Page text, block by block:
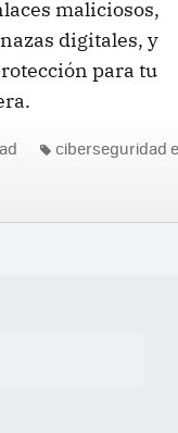
maliciosos,
digitales, y
para tu
ciberseguridad